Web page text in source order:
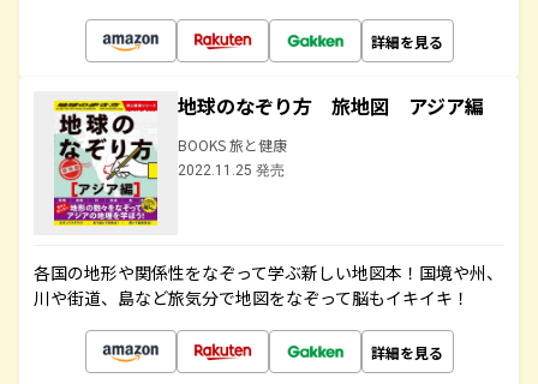
詳細を見る
地球のなぞり方 旅地図 アジア編
BOOKS 旅と健康
2022.11.25 発売
各国の地形や関係性をなぞって学ぶ新しい地図本！国境や州、
川や街道、島など旅気分で地図をなぞって脳もイキイキ！
詳細を見る